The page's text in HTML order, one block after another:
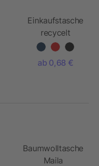
Einkaufstasche
recycelt
ab 0,68 €
Baumwolltasche
Maila